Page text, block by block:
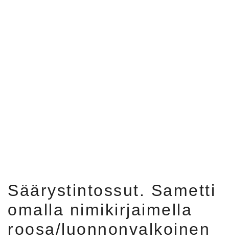
Säärystintossut. Sametti
omalla nimikirjaimella
roosa/luonnonvalkoinen